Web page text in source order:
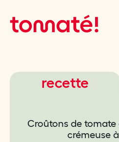
recette
Croûtons de
crémeuse à